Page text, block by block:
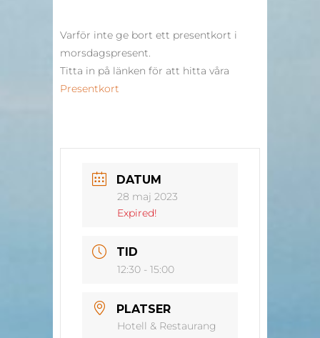
Varför inte ge bort ett presentkort i
morsdagspresent.
Titta in på länken för att hitta våra
Presentkort
DATUM
28 maj 2023
Expired!
TID
12:30 - 15:00
PLATSER
Hotell & Restaurang